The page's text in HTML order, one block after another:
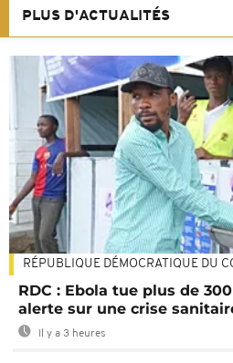
PLUS D'ACTUALITÉS
RÉPUBLIQUE DÉMOCRATIQUE DU
RDC : Ebola tue plus de
alerte sur une crise
Il y a 3 heures